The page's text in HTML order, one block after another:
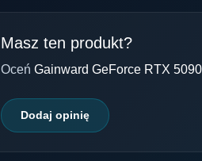
Masz ten produkt?
Oceń Gainward GeForce RTX
Dodaj opinię